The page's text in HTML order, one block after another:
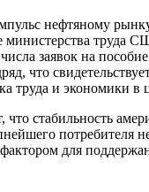
нефтяному
министерства труда
заявок на
что
труда и экономики в
стабильность
потребителя
для